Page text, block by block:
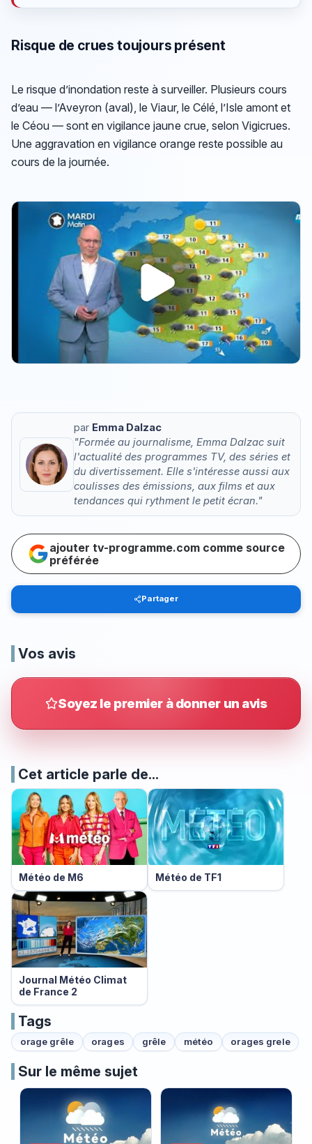
Risque de crues toujours présent
Le risque d’inondation reste à surveiller. Plusieurs cours
d’eau — l’Aveyron (aval), le Viaur, le Célé, l’Isle amont et
le Céou — sont en vigilance jaune crue, selon Vigicrues.
Une aggravation en vigilance orange reste possible au
cours de la journée.
par Emma Dalzac
"Formée au journalisme, Emma Dalzac suit
l'actualité des programmes TV, des séries et
du divertissement. Elle s'intéresse aussi aux
coulisses des émissions, aux films et aux
tendances qui rythment le petit écran."
ajouter tv-programme.com comme source
préférée
Partager
Vos avis
Soyez le premier à donner un avis
Cet article parle de...
Météo de M6 Météo de TF1
Journal Météo Climat
de France 2
Tags
orage grêle orages grêle météo orages grele
Sur le même sujet